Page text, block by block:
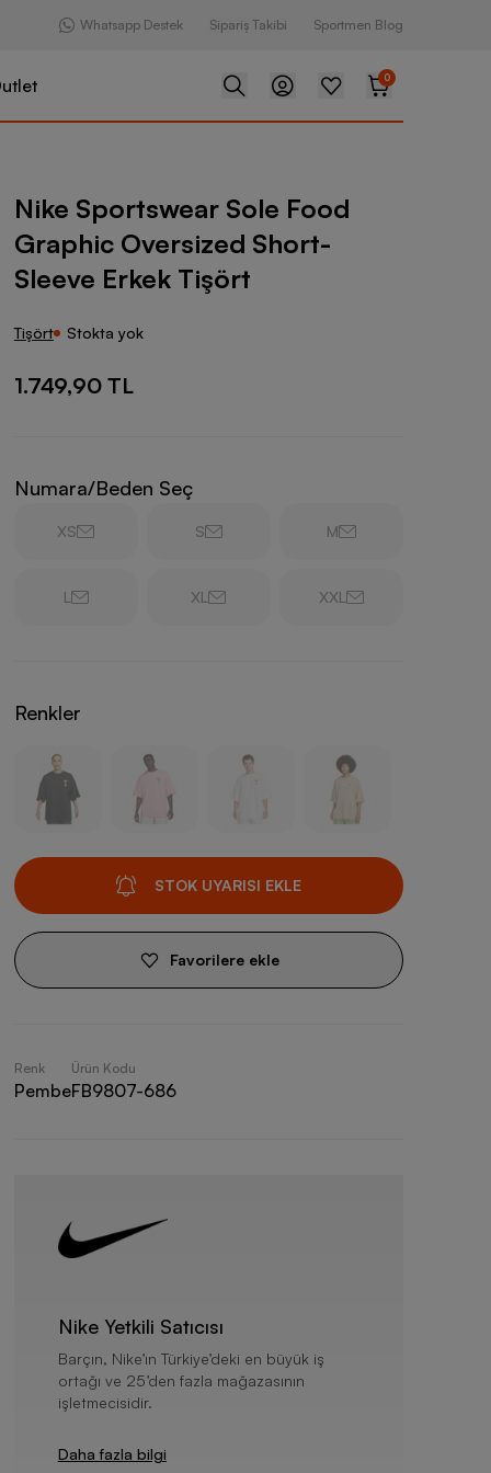
Whatsapp Destek Sipariş Takibi Sportmen Blog
0
Sole Food Graphic Oversized Short-Sleeve Erkek Tişört
Nike Sportswear Sole Food
Graphic Oversized Short-
Sleeve Erkek Tişört
Tişört Stokta yok
1.749,90 TL
Numara/Beden Seç
XS S M
L XL XXL
Renkler
STOK UYARISI EKLE
Favorilere ekle
Renk
Pembe
Ürün Kodu
FB9807-686
Nike Yetkili Satıcısı
Barçın, Nike’ın Türkiye’deki en büyük iş
ortağı ve 25’den fazla mağazasının
işletmecisidir.
Daha fazla bilgi